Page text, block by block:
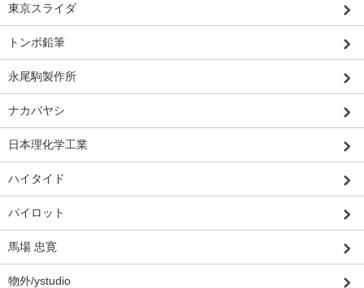
東京スライダ
トンボ鉛筆
永尾駒製作所
ナカバヤシ
日本理化学工業
ハイタイド
パイロット
馬場 忠寛
物外/ystudio